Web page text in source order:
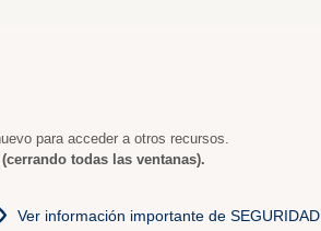
para acceder a otros recursos.
todas las ventanas).
Ver información importante de SEGURIDAD